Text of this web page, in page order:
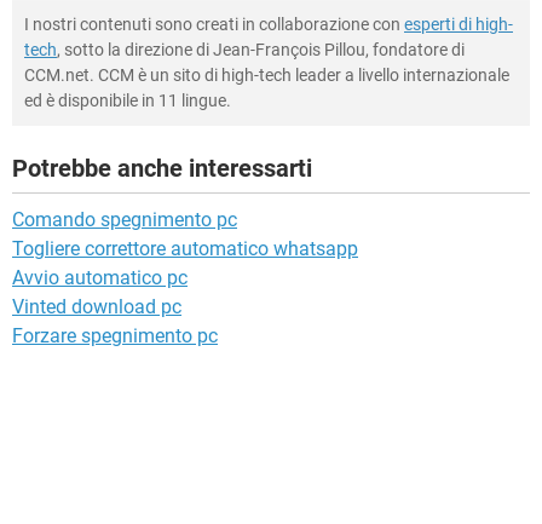
I nostri contenuti sono creati in collaborazione con esperti di high-
tech, sotto la direzione di Jean-François Pillou, fondatore di
CCM.net. CCM è un sito di high-tech leader a livello internazionale
ed è disponibile in 11 lingue.
Potrebbe anche interessarti
Comando spegnimento pc
Togliere correttore automatico whatsapp
Avvio automatico pc
Vinted download pc
Forzare spegnimento pc